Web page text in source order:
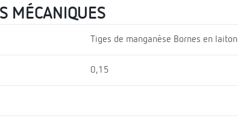
MÉCANIQUES
Tiges de manganèse Bornes en laiton
0,15